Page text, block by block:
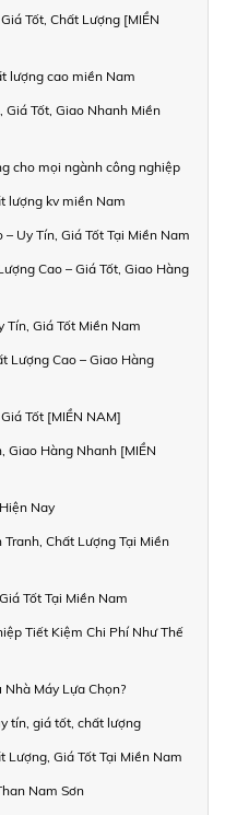
Tốt, Chất Lượng [MIỀN
lượng cao miền Nam
Tốt, Giao Nhanh Miền
cho mọi ngành công nghiệp
lượng kv miền Nam
Uy Tín, Giá Tốt Tại Miền Nam
Cao – Giá Tốt, Giao Hàng
Giá Tốt Miền Nam
Lượng Cao – Giao Hàng
Tốt [MIỀN NAM]
Giao Hàng Nhanh [MIỀN
Nay
Chất Lượng Tại Miền
Tốt Tại Miền Nam
Tiết Kiệm Chi Phí Như Thế
Máy Lựa Chọn?
tín, giá tốt, chất lượng
Lượng, Giá Tốt Tại Miền Nam
Nam Sơn